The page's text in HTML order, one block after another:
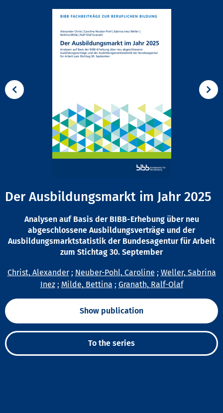
Der Ausbildungsmarkt im Jahr 2025
Analysen auf Basis der BIBB-Erhebung über neu
abgeschlossene Ausbildungsverträge und der
Ausbildungsmarktstatistik der Bundesagentur für Arbeit
zum Stichtag 30. September
Christ, Alexander; Neuber-Pohl, Caroline ; Weller, Sabrina
Inez; Milde, Bettina ; Granath, Ralf-Olaf
Show publication
To the series